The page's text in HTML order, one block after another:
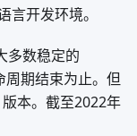
开发环境。
多数稳定的
期结束为止。但
本。截至2022年